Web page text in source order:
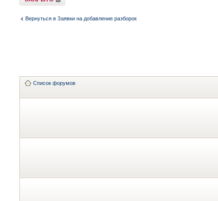
Вернуться в Заявки на добавление разборок
Список форумов